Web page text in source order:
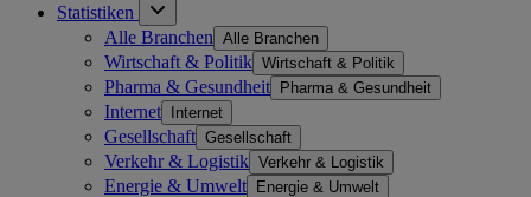
Statistiken
Alle Branchen Alle Branchen
Wirtschaft & Politik Wirtschaft & Politik
Pharma & Gesundheit Pharma & Gesundheit
Internet Internet
Gesellschaft Gesellschaft
Verkehr & Logistik Verkehr & Logistik
Energie & Umwelt Energie & Umwelt